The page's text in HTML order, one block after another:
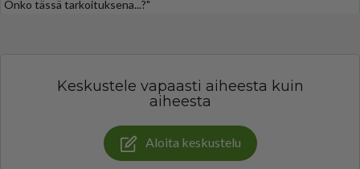
Onko tässä tarkoituksena...?"
Keskustele vapaasti aiheesta kuin
aiheesta
Aloita keskustelu